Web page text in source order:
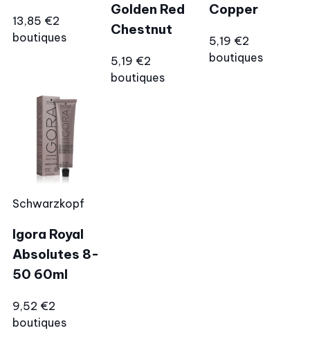
13,85 €2
boutiques
Golden Red
Chestnut
5,19 €2
boutiques
Copper
5,19 €2
boutiques
Schwarzkopf
Igora Royal
Absolutes 8-
50 60ml
9,52 €2
boutiques